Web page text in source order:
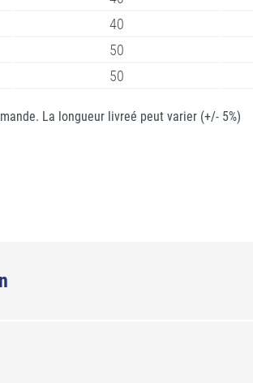
40
50
50
La longueur livreé peut varier (+/- 5%)